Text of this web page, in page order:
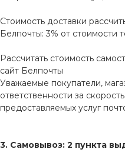
Стоимость доставки
Белпочты: 3% от стоимости
Рассчитать стоимость
сайт Белпочты
Уважаемые покупатели,
ответственности за
предоставляемых услуг
3. Самовывоз: 2 пункта